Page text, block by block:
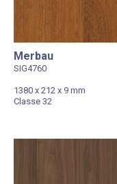
Merbau
SIG4760
1380 x 212 x 9 mm
Classe 32